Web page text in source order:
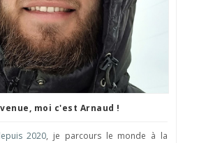
moi c'est Arnaud !
2020, je parcours le monde à la